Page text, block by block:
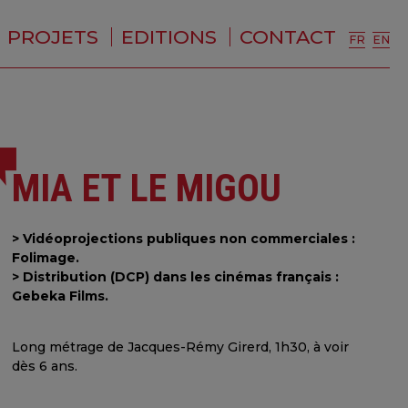
PROJETS EDITIONS CONTACT FR EN
MIA ET LE MIGOU
> Vidéoprojections publiques non commerciales :
Folimage.
> Distribution (DCP) dans les cinémas français :
Gebeka Films.
Long métrage de Jacques-Rémy Girerd, 1h30, à voir
dès 6 ans.